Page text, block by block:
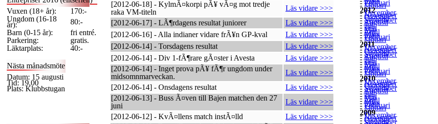
Vuxen (18+ år):
170:-
Ungdom (16-18
år):
80:-
Barn (0-15 år):
fri entré.
Parkering:
gratis.
Läktarplats:
40:-
Nästa månadsmöte
Datum: 15 augusti
Tid: 19,00
Plats: Klubbstugan
[2012-06-18] - KylmÃ¤korpi pÃ¥ vÃ¤g mot tredje
raka VM-titeln
Läs vidare >>>
[2012-06-17] - LÃ¶rdagens resultat juniorer
Läs vidare >>>
[2012-06-16] - Alla indianer vidare frÃ¥n GP-kval
Läs vidare >>>
[2012-06-14] - Torsdagens resultat
Läs vidare >>>
[2012-06-14] - Div 1-fÃ¶rare gÃ¤ster i Avesta
Läs vidare >>>
[2012-06-14] - Inget prova pÃ¥ fÃ¶r ungdom under
midsomnmarveckan.
Läs vidare >>>
[2012-06-14] - Onsdagens resultat
Läs vidare >>>
[2012-06-13] - Buss Ã¤ven till Bajen matchen den 27
juni
Läs vidare >>>
[2012-06-12] - KvÃ¤llens match instÃ¤lld
Läs vidare >>>
-Februari
- Januari
2012
-December
-November
- Oktober
- September
- Augusti
-Juli
-Juni
- Maj
- April
-Mars
-Februari
- Januari
2011
-December
-November
- Oktober
- September
- Augusti
-Juli
-Juni
- Maj
- April
-Mars
-Februari
- Januari
2010
-December
-November
- Oktober
- September
- Augusti
-Juli
-Juni
- Maj
- April
-Mars
-Februari
- Januari
2009
-December
-November
- Oktober
- September